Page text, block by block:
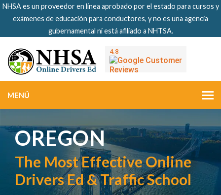
NHSA es un proveedor en línea aprobado por el estado para cursos y
exámenes de educación para conductores, y no es una agencia
gubernamental ni está afiliado a NHTSA.
MENÚ
OREGON
The Most Effective Online
Drivers Ed & Traffic School